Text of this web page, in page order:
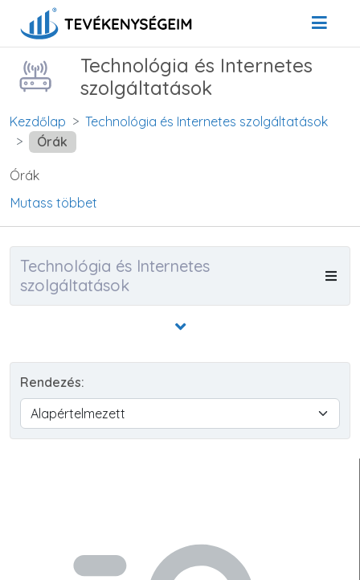
Technológia és Internetes
szolgáltatások
Kezdőlap
Technológia és Internetes szolgáltatások
Órák
Órák
Mutass többet
Technológia és Internetes
szolgáltatások
Rendezés: